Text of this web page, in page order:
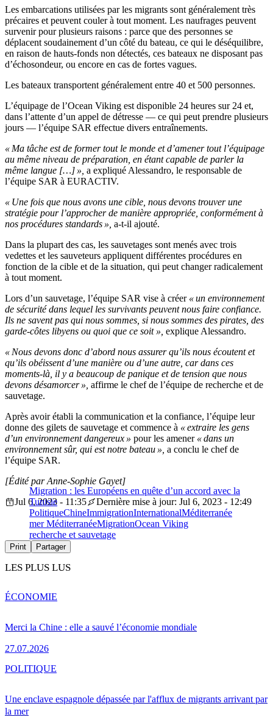
Les embarcations utilisées par les migrants sont généralement très
précaires et peuvent couler à tout moment. Les naufrages peuvent
survenir pour plusieurs raisons : parce que des personnes se
déplacent soudainement d’un côté du bateau, ce qui le déséquilibre,
en raison de hauts-fonds non détectés, ces bateaux ne disposant pas
d’échosondeur, ou encore en cas de fortes vagues.
Les bateaux transportent généralement entre 40 et 500 personnes.
L’équipage de l’Ocean Viking est disponible 24 heures sur 24 et,
dans l’attente d’un appel de détresse — ce qui peut prendre plusieurs
jours — l’équipe SAR effectue divers entraînements.
« Ma tâche est de former tout le monde et d’amener tout l’équipage
au même niveau de préparation, en étant capable de parler la
même langue […] », a expliqué Alessandro, le responsable de
l’équipe SAR à EURACTIV.
« Une fois que nous avons une cible, nous devons trouver une
stratégie pour l’approcher de manière appropriée, conformément à
nos procédures standards », a-t-il ajouté.
Dans la plupart des cas, les sauvetages sont menés avec trois
vedettes et les sauveteurs appliquent différentes procédures en
fonction de la cible et de la situation, qui peut changer radicalement
à tout moment.
Lors d’un sauvetage, l’équipe SAR vise à créer « un environnement
de sécurité dans lequel les survivants peuvent nous faire confiance.
Ils ne savent pas qui nous sommes, si nous sommes des pirates, des
garde-côtes libyens ou quoi que ce soit », explique Alessandro.
« Nous devons donc d’abord nous assurer qu’ils nous écoutent et
qu’ils obéissent d’une manière ou d’une autre, car dans ces
moments-là, il y a beaucoup de panique et de tension que nous
devons désamorcer », affirme le chef de l’équipe de recherche et de
sauvetage.
Après avoir établi la communication et la confiance, l’équipe leur
donne des gilets de sauvetage et commence à « extraire les gens
d’un environnement dangereux » pour les amener « dans un
environnement sûr, qui est notre bateau », a conclu le chef de
l’équipe SAR.
Migration : les Européens en quête d’un accord avec la
Tunisie
[Édité par Anne-Sophie Gayet]
Jul 6, 2023 - 11:35
Dernière mise à jour: Jul 6, 2023 - 12:49
PolitiqueChineImmigrationInternationalMéditerranée
mer MéditerranéeMigrationOcean Viking
recherche et sauvetage
Print Partager
LES PLUS LUS
Merci la Chine : elle a sauvé l’économie mondiale
27.07.2026
ÉCONOMIE
Une enclave espagnole dépassée par l'afflux de migrants arrivant par
la mer
POLITIQUE